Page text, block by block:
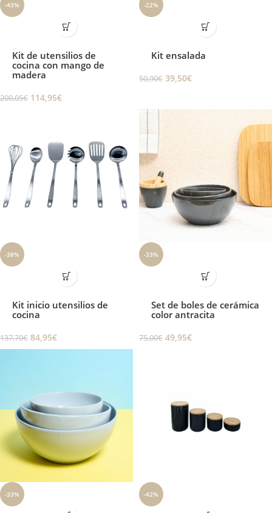
-43%
Kit de utensilios de
cocina con mango de
madera
200,05€ 114,95€
-22%
Kit ensalada
50,90€ 39,50€
-38%
Kit inicio utensilios de
cocina
137,70€ 84,95€
-33%
Set de boles de cerámica
color antracita
75,00€ 49,95€
-33% -42%